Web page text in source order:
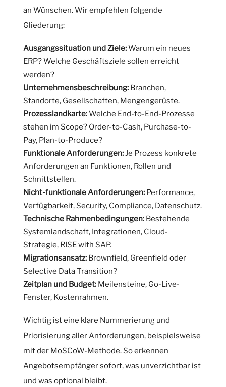
an Wünschen. Wir empfehlen folgende
Gliederung:
Ausgangssituation und Ziele:Warum ein neues
ERP? Welche Geschäftsziele sollen erreicht
werden?
Unternehmensbeschreibung: Branchen,
Standorte, Gesellschaften, Mengengerüste.
Prozesslandkarte:Welche End-to-End-Prozesse
stehen im Scope? Order-to-Cash, Purchase-to-
Pay, Plan-to-Produce?
Funktionale Anforderungen:Je Prozess konkrete
Anforderungen an Funktionen, Rollen und
Schnittstellen.
Nicht-funktionale Anforderungen: Performance,
Verfügbarkeit, Security, Compliance, Datenschutz.
Technische Rahmenbedingungen: Bestehende
Systemlandschaft, Integrationen, Cloud-
Strategie, RISE with SAP.
Migrationsansatz: Brownfield, Greenfield oder
Selective Data Transition?
Zeitplan und Budget: Meilensteine, Go-Live-
Fenster, Kostenrahmen.
Wichtig ist eine klare Nummerierung und
Priorisierung aller Anforderungen, beispielsweise
mit der MoSCoW-Methode. So erkennen
Angebotsempfänger sofort, was unverzichtbar ist
und was optional bleibt.